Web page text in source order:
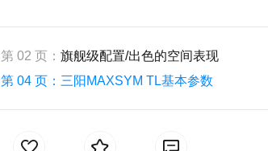
第 02 页： 旗舰级配置/出色的空间表现
第 04 页： 三阳MAXSYM TL基本参数